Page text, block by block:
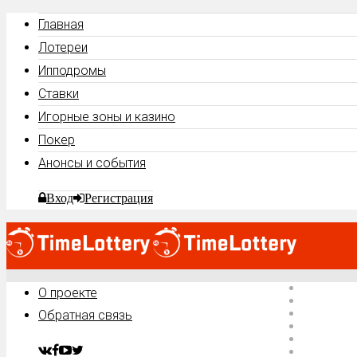
Главная
Лотереи
Ипподромы
Ставки
Игорные зоны и казино
Покер
Анонсы и события
Вход Регистрация
О проекте
Обратная связь